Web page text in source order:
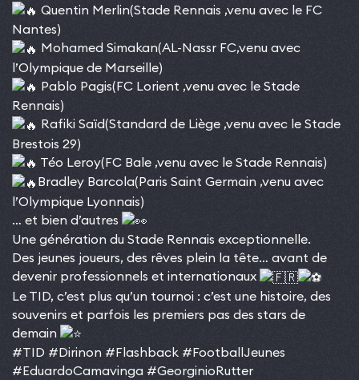
Quentin Merlin(Stade Rennais ,venu avec le FC
Nantes)
Mohamed Simakan(AL-Nassr FC,venu avec
l’Olympique de Marseille)
Pablo Pagis(FC Lorient ,venu avec le Stade
Rennais)
Rafiki Saïd(Standard de Liège ,venu avec le Stade
Brestois 29)
Téo Leroy(FC Bale ,venu avec le Stade Rennais)
Bradley Barcola(Paris Saint Germain ,venu avec
l’Olympique Lyonnais)
… et bien d’autres
Une génération du Stade Rennais exceptionnelle.
Des jeunes joueurs, des rêves plein la tête… avant de
devenir professionnels et internationaux
Le TID, c’est plus qu’un tournoi : c’est une histoire, des
souvenirs et parfois les premiers pas des stars de
demain
#TID #Dirinon #Flashback #FootballJeunes
#EduardoCamavinga #GeorginioRutter